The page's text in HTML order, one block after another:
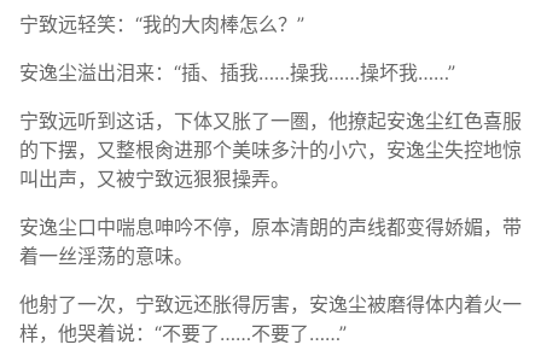
宁致远轻笑：“我的大肉棒怎么？”
安逸尘溢出泪来：“插、插我……操我……操坏我……”
宁致远听到这话，下体又胀了一圏，他撩起安逸尘红色喜服
的下摆，又整根肏进那个美味多汁的小穴，安逸尘失控地惊
叫出声，又被宁致远狠狠操弄。
安逸尘口中喘息呻吟不停，原本清朗的声线都变得娇媚，带
着一丝淫荡的意味。
他射了一次，宁致远还胀得厉害，安逸尘被磨得体内着火一
样，他哭着说：“不要了……不要了……”